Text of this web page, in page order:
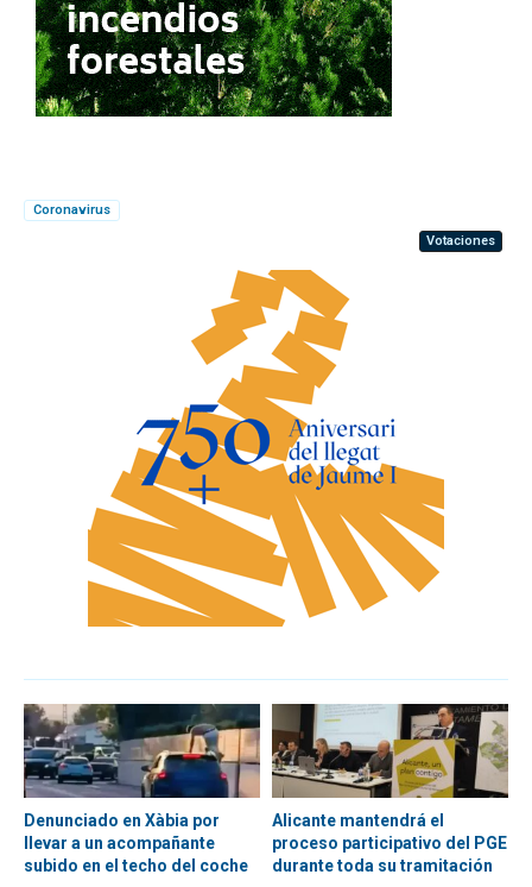
Coronavirus
Votaciones
Denunciado en Xàbia por
llevar a un acompañante
subido en el techo del coche
Alicante mantendrá el
proceso participativo del PGE
durante toda su tramitación